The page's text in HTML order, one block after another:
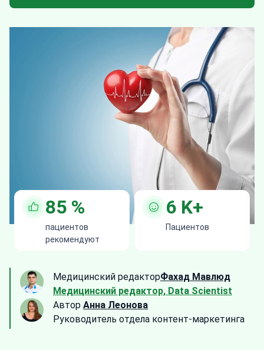
85 %
пациентов
рекомендуют
6 K+
Пациентов
Медицинский редакторФахад Мавлюд
Медицинский редактор, Data Scientist
Автор Анна Леонова
Руководитель отдела контент-маркетинга